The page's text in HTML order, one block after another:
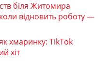
біля Житомира
відновить роботу —
хмаринку: TikTok
хіт